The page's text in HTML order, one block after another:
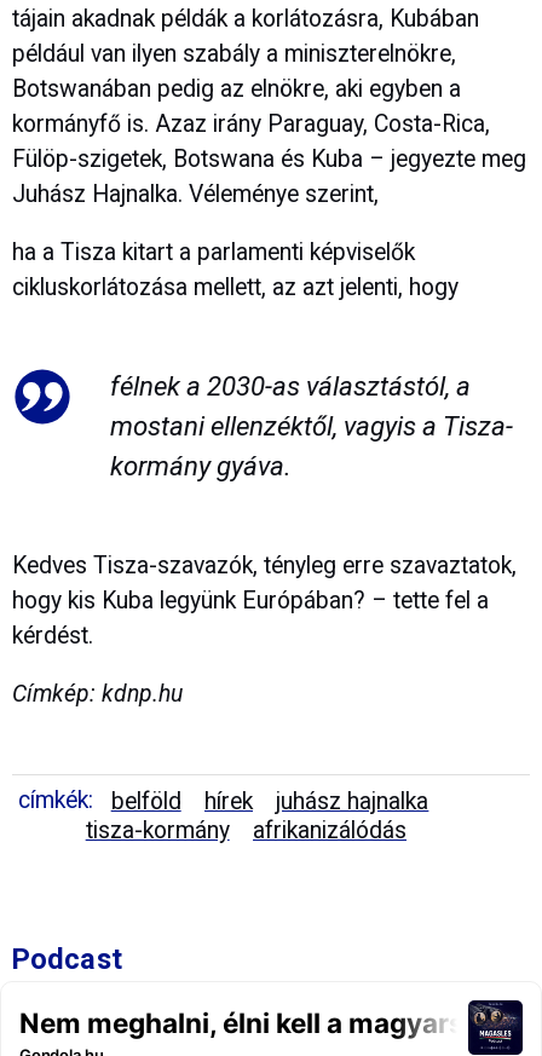
tájain akadnak példák a korlátozásra, Kubában
például van ilyen szabály a miniszterelnökre,
Botswanában pedig az elnökre, aki egyben a
kormányfő is. Azaz irány Paraguay, Costa-Rica,
Fülöp-szigetek, Botswana és Kuba – jegyezte meg
Juhász Hajnalka. Véleménye szerint,
ha a Tisza kitart a parlamenti képviselők
cikluskorlátozása mellett, az azt jelenti, hogy
félnek a 2030-as választástól, a
mostani ellenzéktől, vagyis a Tisza-
kormány gyáva.
Kedves Tisza-szavazók, tényleg erre szavaztatok,
hogy kis Kuba legyünk Európában? – tette fel a
kérdést.
Címkép: kdnp.hu
címkék: belföld hírek
juhász hajnalka
tisza-kormány
afrikanizálódás
Podcast